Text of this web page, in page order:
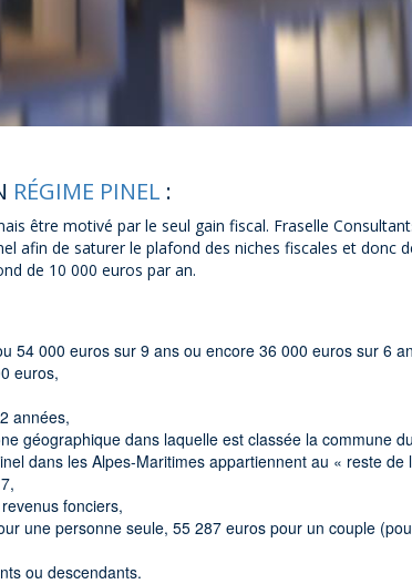
RÉGIME PINEL :
être motivé par le seul gain fiscal. Fraselle
afin de saturer le plafond des niches fiscales et donc
de 10 000 euros par an.
54 000 euros sur 9 ans ou encore 36 000 euros sur 6
euros,
années,
géographique dans laquelle est classée la commune
dans les Alpes-Maritimes appartiennent au « reste de
fonciers,
une personne seule, 55 287 euros pour un couple
ou descendants.